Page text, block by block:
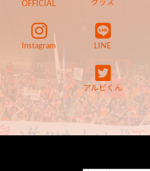
OFFICIAL グッズ
Instagram LINE
アルビくん